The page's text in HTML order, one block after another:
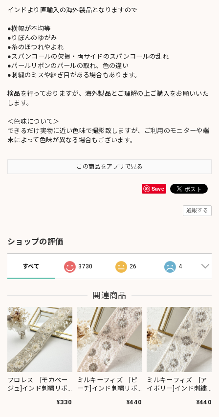
インドより直輸入の海外製品となりますので
●横幅が不均等
●りぼんのゆがみ
●糸のほつれやよれ
●スパンコールの欠損・両サイドのスパンコールの乱れ
●パールリボンのパールの取れ、色の違い
●刺繍のミスや継ぎ目がある場合もあります。
検品を行っておりますが、海外製品とご理解の上ご購入をお願いいた
します。
＜色味について＞
できるだけ実物に近い色味で撮影致しますが、ご利用のモニターや端
末によって色味が異なる場合もございます。
この商品をアプリで見る
Save
通報する
ショップの評価
すべて 3730 26 4
関連商品
フロレス [モカベー
ジュ]インド刺繍リボ
¥330
ミルキーフィズ [ピ
ーチ]インド刺繍リボ
¥440
ミルキーフィズ [ア
イボリー]インド刺繍
¥440